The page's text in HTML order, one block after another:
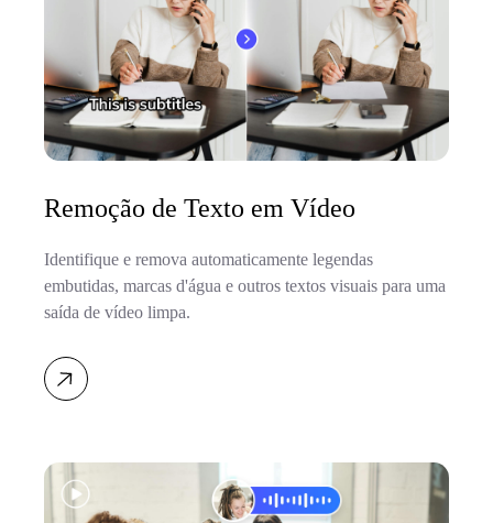
Remoção de Texto em Vídeo
Identifique e remova automaticamente legendas
embutidas, marcas d'água e outros textos visuais para uma
saída de vídeo limpa.